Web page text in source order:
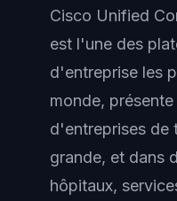
Cisco Unified
est l'une des
d'entreprise les
monde,
d'entreprises de
grande, et dans
hôpitaux,